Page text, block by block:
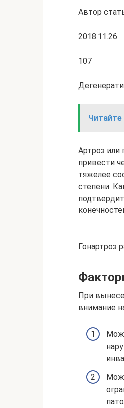
Автор
2018.11.26
107
Артроз или
привести
тяжелее
степени.
Гонартроз
При
внимание